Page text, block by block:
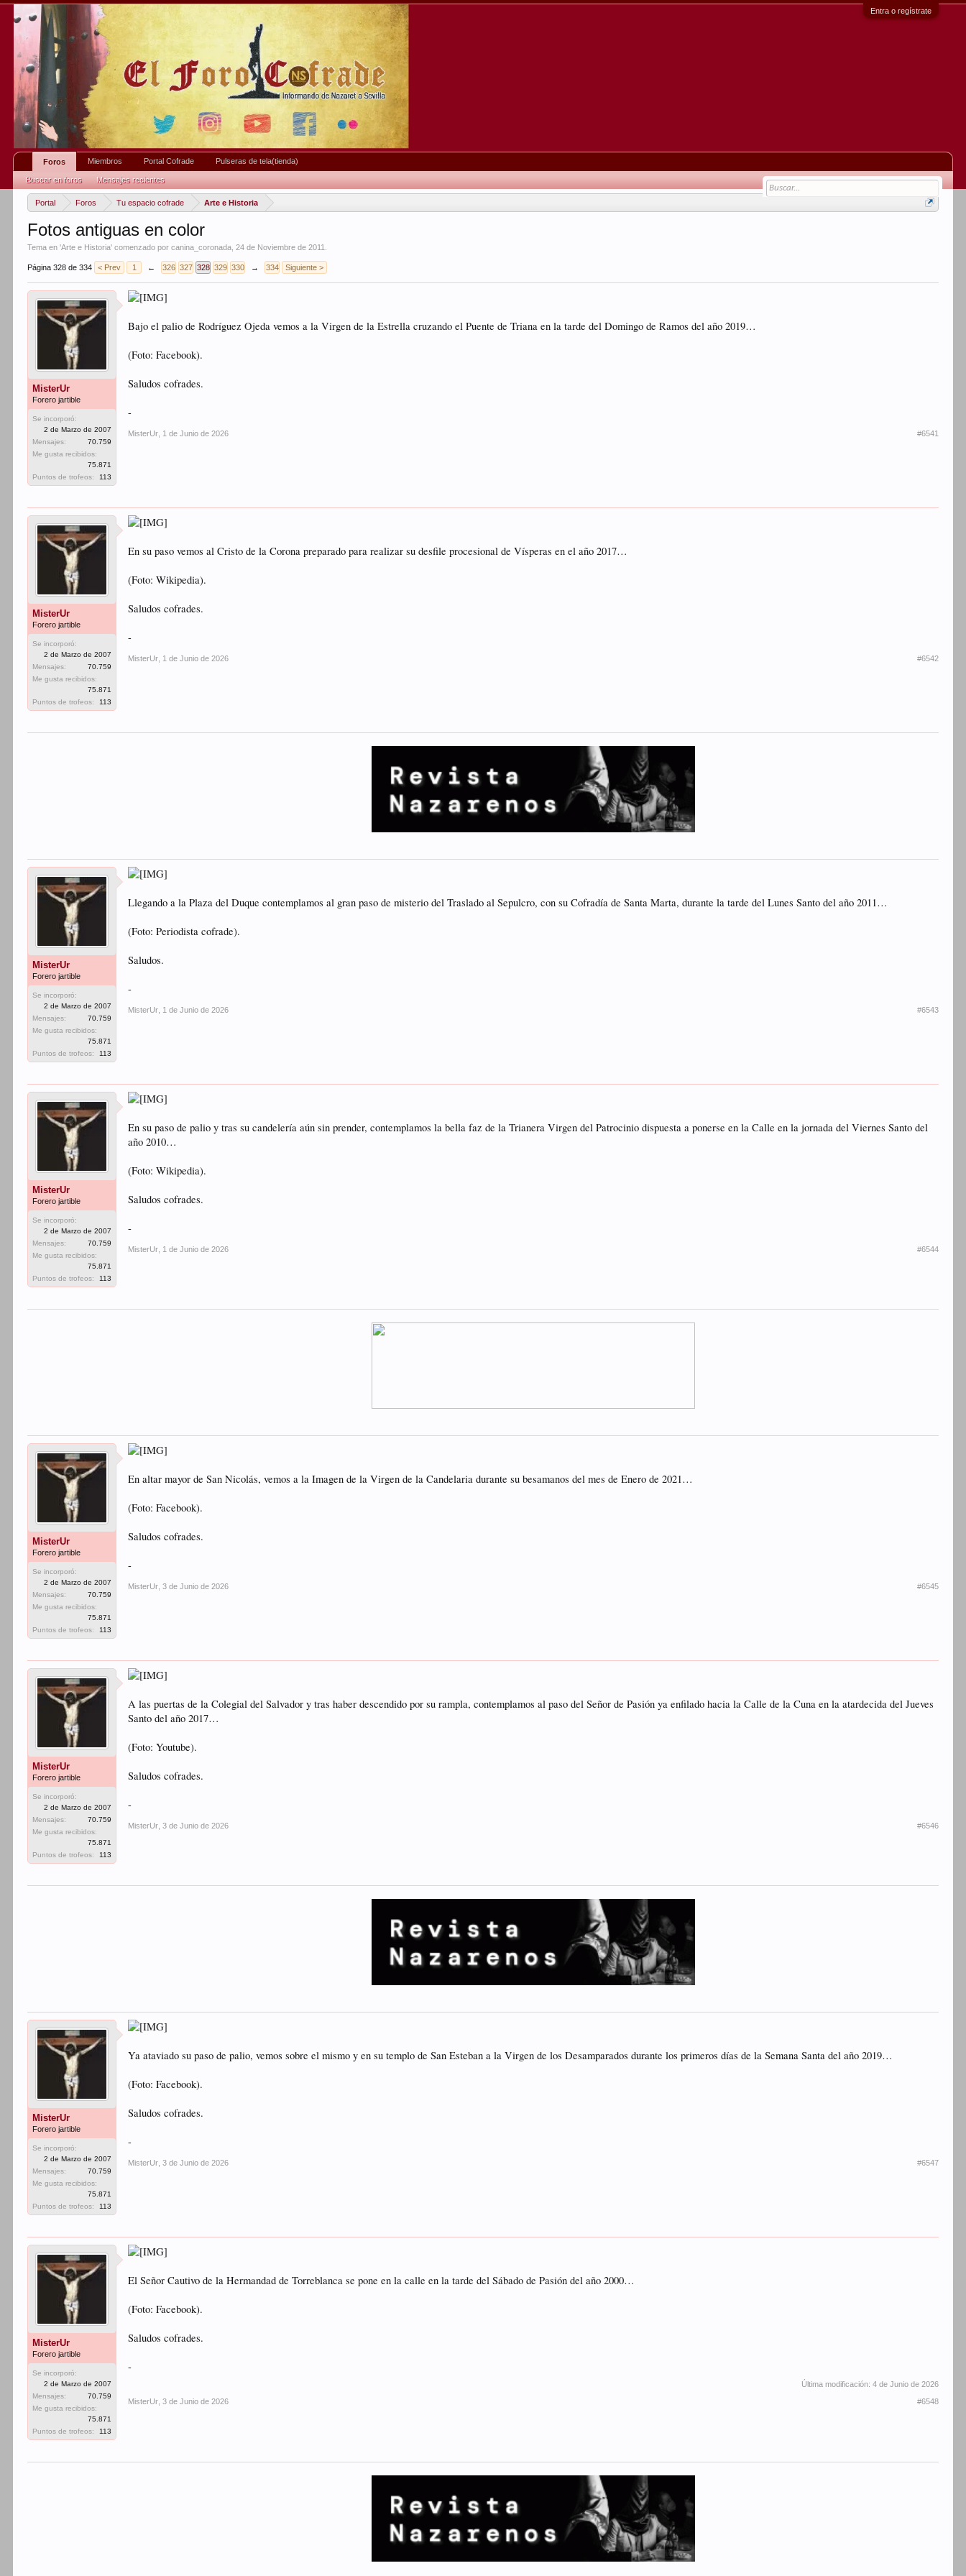
Entra o regístrate
Portal Foros Tu espacio cofrade Arte e Historia
Fotos antiguas en color
Tema en 'Arte e Historia' comenzado porcanina_coronada ,24 de Noviembre de 2011
Página 328 de 334 < Prev 1 ← 326 327 328 329 330 → 334 Siguiente >
MisterUr
Forero jartible
Se incorporó:
2 de Marzo de 2007
Mensajes:
70.759
Me gusta recibidos:
75.871
Puntos de trofeos:
113
Bajo el palio de Rodríguez Ojeda vemos a la Virgen de la Estrella cruzando el Puente de Triana en la tarde del Domingo de Ramos del año 2019…
(Foto: Facebook).
Saludos cofrades.
-
MisterUr 1 de Junio de 2026 #6541
MisterUr
Forero jartible
Se incorporó:
2 de Marzo de 2007
Mensajes:
70.759
Me gusta recibidos:
75.871
Puntos de trofeos:
113
En su paso vemos al Cristo de la Corona preparado para realizar su desfile procesional de Vísperas en el año 2017…
(Foto: Wikipedia).
Saludos cofrades.
-
MisterUr 1 de Junio de 2026 #6542
MisterUr
Forero jartible
Se incorporó:
2 de Marzo de 2007
Mensajes:
70.759
Me gusta recibidos:
75.871
Puntos de trofeos:
113
Llegando a la Plaza del Duque contemplamos al gran paso de misterio del Traslado al Sepulcro, con su Cofradía de Santa Marta, durante la tarde del Lunes Santo del año 2011…
(Foto: Periodista cofrade).
Saludos.
-
MisterUr 1 de Junio de 2026 #6543
MisterUr
Forero jartible
Se incorporó:
2 de Marzo de 2007
Mensajes:
70.759
Me gusta recibidos:
75.871
Puntos de trofeos:
113
En su paso de palio y tras su candelería aún sin prender, contemplamos la bella faz de la Trianera Virgen del Patrocinio dispuesta a ponerse en la Calle en la jornada del Viernes Santo del
año 2010…
(Foto: Wikipedia).
Saludos cofrades.
-
MisterUr 1 de Junio de 2026 #6544
MisterUr
Forero jartible
Se incorporó:
2 de Marzo de 2007
Mensajes:
70.759
Me gusta recibidos:
75.871
Puntos de trofeos:
113
En altar mayor de San Nicolás, vemos a la Imagen de la Virgen de la Candelaria durante su besamanos del mes de Enero de 2021…
(Foto: Facebook).
Saludos cofrades.
-
MisterUr 3 de Junio de 2026 #6545
MisterUr
Forero jartible
Se incorporó:
2 de Marzo de 2007
Mensajes:
70.759
Me gusta recibidos:
75.871
Puntos de trofeos:
113
A las puertas de la Colegial del Salvador y tras haber descendido por su rampla, contemplamos al paso del Señor de Pasión ya enfilado hacia la Calle de la Cuna en la atardecida del Jueves
Santo del año 2017…
(Foto: Youtube).
Saludos cofrades.
-
MisterUr 3 de Junio de 2026 #6546
MisterUr
Forero jartible
Se incorporó:
2 de Marzo de 2007
Mensajes:
70.759
Me gusta recibidos:
75.871
Puntos de trofeos:
113
Ya ataviado su paso de palio, vemos sobre el mismo y en su templo de San Esteban a la Virgen de los Desamparados durante los primeros días de la Semana Santa del año 2019…
(Foto: Facebook).
Saludos cofrades.
-
MisterUr 3 de Junio de 2026 #6547
MisterUr
Forero jartible
Se incorporó:
2 de Marzo de 2007
Mensajes:
70.759
Me gusta recibidos:
75.871
Puntos de trofeos:
113
El Señor Cautivo de la Hermandad de Torreblanca se pone en la calle en la tarde del Sábado de Pasión del año 2000…
(Foto: Facebook).
Saludos cofrades.
-
Última modificación: 4 de Junio de 2026
MisterUr 3 de Junio de 2026 #6548
Foros
Buscar en foros Mensajes recientes
Miembros Portal Cofrade Pulseras de tela(tienda)